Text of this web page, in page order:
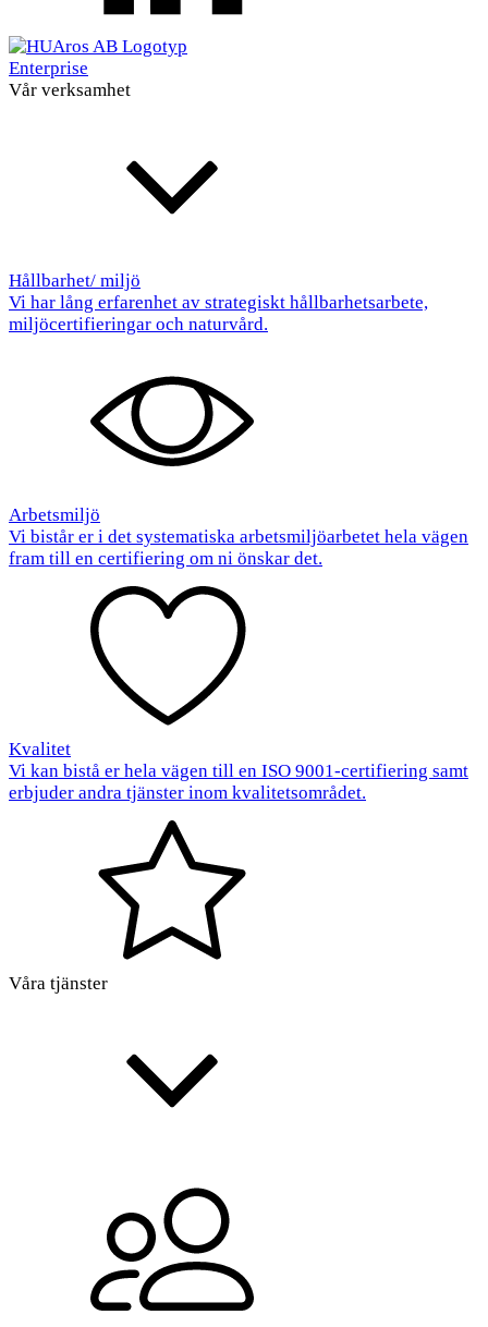
Enterprise
Vår verksamhet
Hållbarhet/ miljö
Vi har lång erfarenhet av strategiskt hållbarhetsarbete,
miljöcertifieringar och naturvård.
Arbetsmiljö
Vi bistår er i det systematiska arbetsmiljöarbetet hela vägen
fram till en certifiering om ni önskar det.
Kvalitet
Vi kan bistå er hela vägen till en ISO 9001-certifiering samt
erbjuder andra tjänster inom kvalitetsområdet.
Våra tjänster